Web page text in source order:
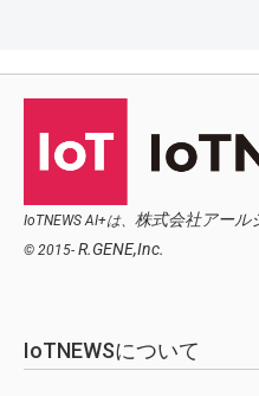
IoTNEWS AI+は、 株式会社アール
© 2015- R.GENE,Inc.
IoTNEWSについて